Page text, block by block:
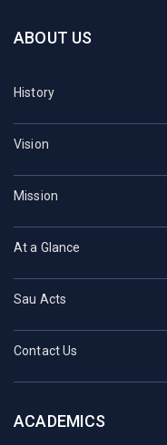
ABOUT US
History
Vision
Mission
At a Glance
Sau Acts
Contact Us
ACADEMICS